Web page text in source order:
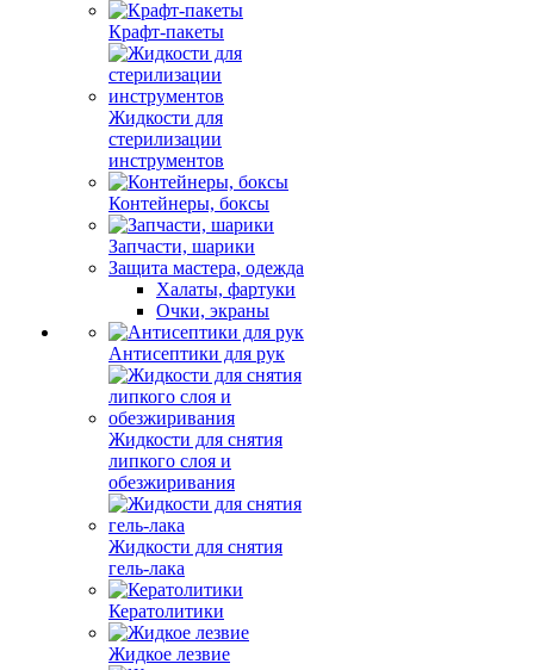
Крафт-пакеты
Жидкости для
стерилизации
инструментов
Контейнеры, боксы
Запчасти, шарики
Защита мастера, одежда
Халаты, фартуки
Очки, экраны
Антисептики для рук
Жидкости для снятия
липкого слоя и
обезжиривания
Жидкости для снятия
гель-лака
Кератолитики
Жидкое лезвие